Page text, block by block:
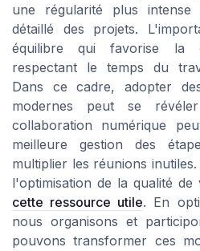
une régularité plus
détaillé des projets.
équilibre qui favorise la
respectant le temps du
Dans ce cadre, adopter
modernes peut se
collaboration numérique
meilleure gestion des
multiplier les réunions
l'optimisation de la qualité
cette ressource utile. En
nous organisons et
pouvons transformer ces